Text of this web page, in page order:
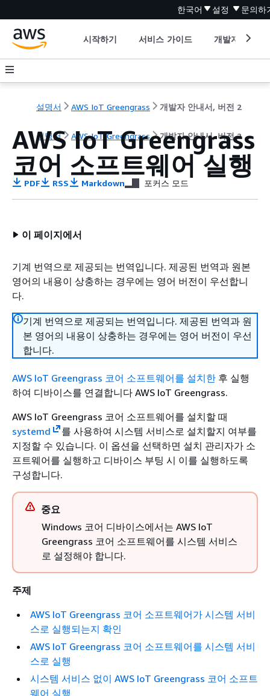
한국어 설정 문의하
시작하기 서비스 가이드 개발자 도구
설명서 AWS IoT Greengrass 개발자 안내서, 버전 2
설명서 AWS IoT Greengrass 개발자 안내서, 버전 2
AWS IoT Greengrass
코어 소프트웨어 실행
PDF RSS Markdown 포커스 모드
이 페이지에서
기계 번역으로 제공되는 번역입니다. 제공된 번역과 원본
영어의 내용이 상충하는 경우에는 영어 버전이 우선합니
다.
기계 번역으로 제공되는 번역입니다. 제공된 번역과 원
본 영어의 내용이 상충하는 경우에는 영어 버전이 우선
합니다.
AWS IoT Greengrass 코어 소프트웨어를 설치한 후 실행
하여 디바이스를 연결합니다 AWS IoT Greengrass.
AWS IoT Greengrass 코어 소프트웨어를 설치할 때
systemd
를 사용하여 시스템 서비스로 설치할지 여부를
지정할 수 있습니다. 이 옵션을 선택하면 설치 관리자가 소
프트웨어를 실행하고 디바이스 부팅 시 이를 실행하도록
구성합니다.
중요
Windows 코어 디바이스에서는 AWS IoT
Greengrass 코어 소프트웨어를 시스템 서비스
로 설정해야 합니다.
주제
AWS IoT Greengrass 코어 소프트웨어가 시스템 서비
스로 실행되는지 확인
AWS IoT Greengrass 코어 소프트웨어를 시스템 서비
스로 실행
시스템 서비스 없이 AWS IoT Greengrass 코어 소프트
웨어 실행